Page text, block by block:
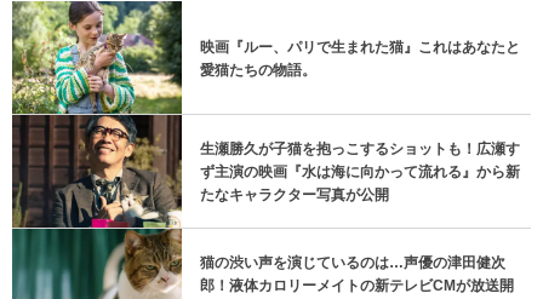
映画『ルー、パリで生まれた猫』これはあなたと
愛猫たちの物語。
生瀬勝久が子猫を抱っこするショットも！広瀬す
ず主演の映画『水は海に向かって流れる』から新
たなキャラクター写真が公開
猫の渋い声を演じているのは…声優の津田健次
郎！液体カロリーメイトの新テレビCMが放送開